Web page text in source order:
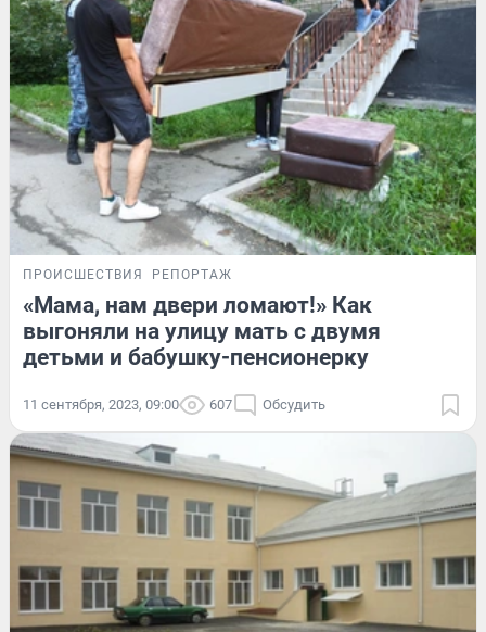
ПРОИСШЕСТВИЯ РЕПОРТАЖ
«Мама, нам двери ломают!» Как
выгоняли на улицу мать с двумя
детьми и бабушку-пенсионерку
11 сентября, 2023, 09:00 607 Обсудить